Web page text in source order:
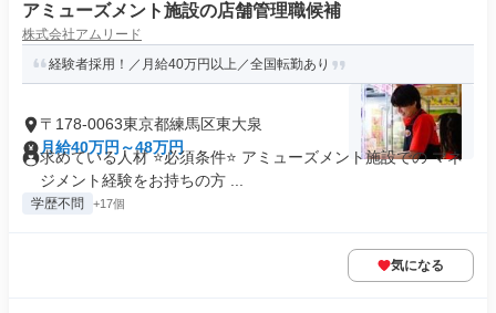
アミューズメント施設の店舗管理職候補
株式会社アムリード
経験者採用！／月給40万円以上／全国転勤あり
〒178-0063東京都練馬区東大泉
月給40万円～48万円
求めている人材 ⭐必須条件⭐ アミューズメント施設での マネ
ジメント経験をお持ちの方 ...
学歴不問 +17個
気になる